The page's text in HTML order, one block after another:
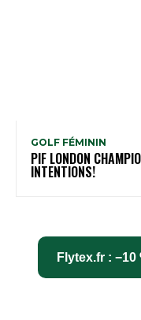
GOLF FÉMININ
PIF LONDON
INTENTIONS!
Flytex.fr :